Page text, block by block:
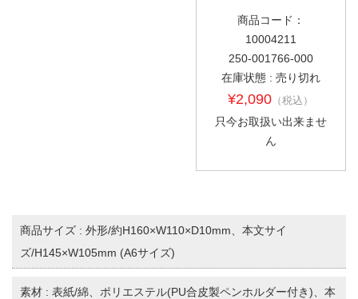
商品コード：
10004211
250-001766-000
在庫状態 : 売り切れ
¥2,090 （税込）
只今お取扱い出来ませ
ん
商品サイズ : 外形/約H160×W110×D10mm、本文サイ
ズ/H145×W105mm (A6サイズ)
素材 : 表紙/綿、ポリエステル(PU合皮製ペンホルダー付き)、本